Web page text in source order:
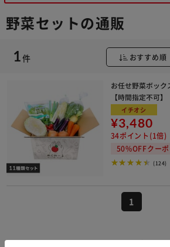
野菜セットの通販
1件 おすすめ順
お任せ野菜ボック
【時間指定不可】
イチオシ
¥3,480
34ポイント(1倍)
50%OFFクー
(124)
1